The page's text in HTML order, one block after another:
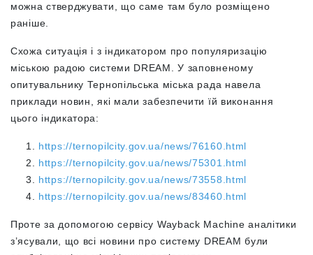
можна стверджувати, що саме там було розміщено
раніше.
Схожа ситуація і з індикатором про популяризацію
міською радою системи DREAM. У заповненому
опитувальнику Тернопільська міська рада навела
приклади новин, які мали забезпечити їй виконання
цього індикатора:
https://ternopilcity.gov.ua/news/76160.html
https://ternopilcity.gov.ua/news/75301.html
https://ternopilcity.gov.ua/news/73558.html
https://ternopilcity.gov.ua/news/83460.html
Проте за допомогою сервісу Wayback Machine аналітики
з’ясували, що всі новини про систему DREAM були